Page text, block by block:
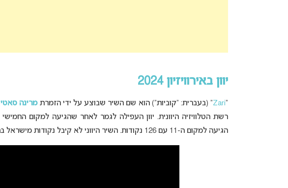
יוון באירוויזיון 2024
“
Zari” (בעברית: “קוביות”) הוא שם השיר שבוצע על ידי הזמרתמרינה סאטי
הגיעה למקום ה-11 עם 126 נקודות. השיר היווני לא קיבל נקודות מישראל בתחרות.